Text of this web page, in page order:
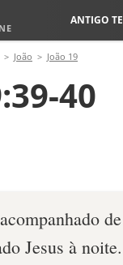
ANTIGO
João João 19
40
Jesus à